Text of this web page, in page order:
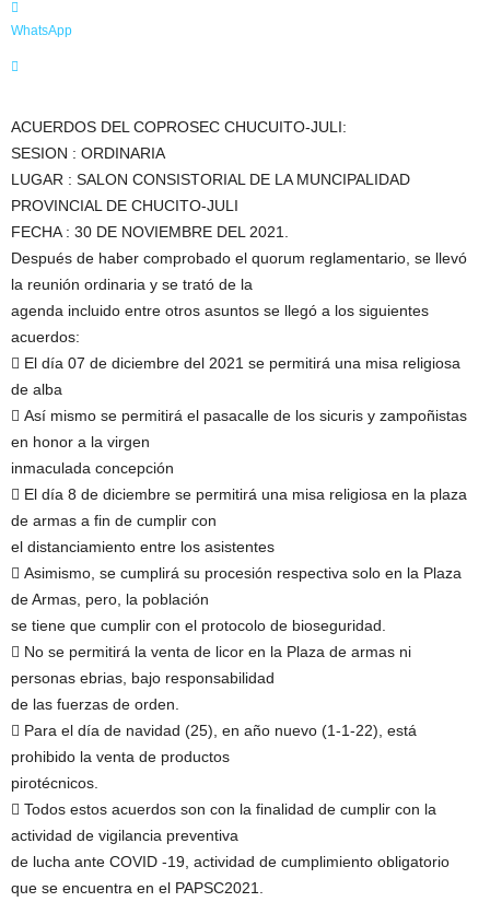
WhatsApp
ACUERDOS DEL COPROSEC CHUCUITO-JULI:
SESION : ORDINARIA
LUGAR : SALON CONSISTORIAL DE LA MUNCIPALIDAD
PROVINCIAL DE CHUCITO-JULI
FECHA : 30 DE NOVIEMBRE DEL 2021.
Después de haber comprobado el quorum reglamentario, se llevó
la reunión ordinaria y se trató de la
agenda incluido entre otros asuntos se llegó a los siguientes
acuerdos:
 El día 07 de diciembre del 2021 se permitirá una misa religiosa
de alba
 Así mismo se permitirá el pasacalle de los sicuris y zampoñistas
en honor a la virgen
inmaculada concepción
 El día 8 de diciembre se permitirá una misa religiosa en la plaza
de armas a fin de cumplir con
el distanciamiento entre los asistentes
 Asimismo, se cumplirá su procesión respectiva solo en la Plaza
de Armas, pero, la población
se tiene que cumplir con el protocolo de bioseguridad.
 No se permitirá la venta de licor en la Plaza de armas ni
personas ebrias, bajo responsabilidad
de las fuerzas de orden.
 Para el día de navidad (25), en año nuevo (1-1-22), está
prohibido la venta de productos
pirotécnicos.
 Todos estos acuerdos son con la finalidad de cumplir con la
actividad de vigilancia preventiva
de lucha ante COVID -19, actividad de cumplimiento obligatorio
que se encuentra en el PAPSC2021.